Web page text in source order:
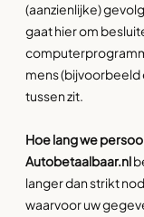
(aanzienlijke)
gaat hier om
mens
tussen zit.
Hoe lang we
Autobetaalbaar.nl
langer dan strikt
waarvoor uw